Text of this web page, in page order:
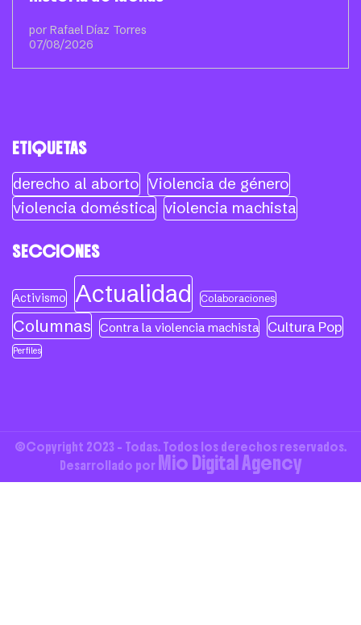
por Rafael Díaz Torres
07/08/2026
ETIQUETAS
derecho al aborto Violencia de género
violencia doméstica violencia machista
SECCIONES
Activismo Actualidad Colaboraciones
Columnas Contra la violencia machista Cultura Pop
Perfiles
©Copyright 2023 - Todas. Todos los derechos reservados.
Desarrollado por Mio Digital Agency